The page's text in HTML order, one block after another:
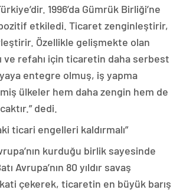
1996’da Gümrük Birliği’ne
etkiledi. Ticaret zenginleştirir,
Özellikle gelişmekte olan
ve refahı için ticaretin daha serbest
entegre olmuş, iş yapma
ülkeler hem daha zengin hem de
dedi.
ticari engelleri kaldırmalı”
kurduğu birlik sayesinde
Avrupa’nın 80 yıldır savaş
çekerek, ticaretin en büyük barış